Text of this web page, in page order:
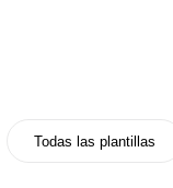
Todas las plantillas